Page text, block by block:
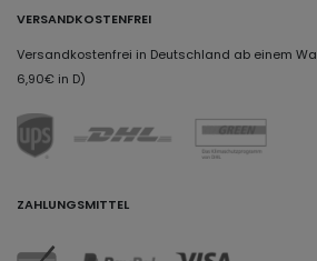
VERSANDKOSTENFREI
Versandkostenfrei in Deutschland ab einem
6,90€ in D)
ZAHLUNGSMITTEL